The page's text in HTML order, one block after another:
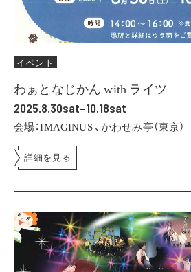
イベント
わぁとなじかん with ライツ
2025.8.30sat–10.18sat
会場：IMAGINUS 、かわせみ亭（東京）
詳細を見る